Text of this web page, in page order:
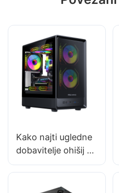
Kako najti ugledne
dobavitelje ohišij za
igralne